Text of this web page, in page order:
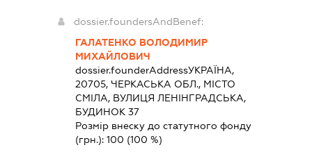
dossier.foundersAndBenef:
ГАЛАТЕНКО ВОЛОДИМИР
МИХАЙЛОВИЧ
dossier.founderAddressУКРАЇНА,
20705, ЧЕРКАСЬКА ОБЛ., МІСТО
СМІЛА, ВУЛИЦЯ ЛЕНІНГРАДСЬКА,
БУДИНОК 37
Розмір внеску до статутного фонду
(грн.): 100 (100 %)